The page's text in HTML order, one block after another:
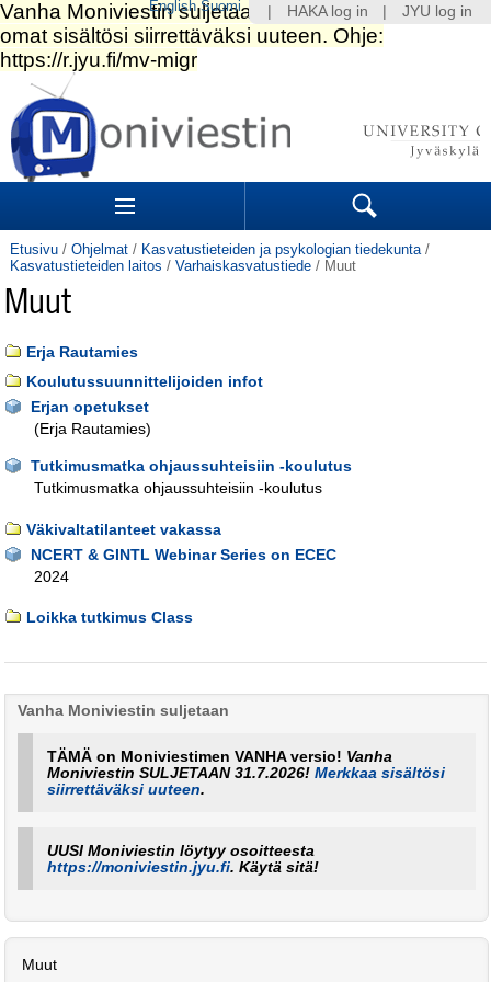
Siirry
sisältöön.
|
Siirry
navigointiin
Sections Search
Etusivu / Ohjelmat / Kasvatustieteiden ja psykologian tiedekunta /
Kasvatustieteiden laitos / Varhaiskasvatustiede / Muut
Muut
Erja Rautamies
Koulutussuunnittelijoiden infot
Erjan opetukset
(Erja Rautamies)
Tutkimusmatka ohjaussuhteisiin -koulutus
Tutkimusmatka ohjaussuhteisiin -koulutus
Väkivaltatilanteet vakassa
NCERT & GINTL Webinar Series on ECEC
2024
Loikka tutkimus Class
Vanha Moniviestin suljetaan
TÄMÄ on Moniviestimen VANHA versio! Vanha
Moniviestin SULJETAAN 31.7.2026!Merkkaa sisältösi
siirrettäväksi uuteen.
UUSI Moniviestin löytyy osoitteesta
https://moniviestin.jyu.fi. Käytä sitä!
Muut
HAKA log in JYU log in
English Suomi